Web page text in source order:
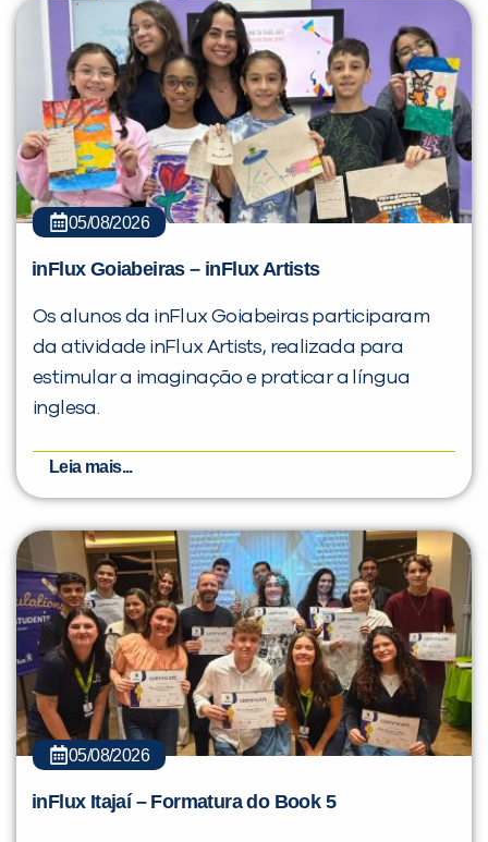
05/08/2026
inFlux Goiabeiras – inFlux Artists
Os alunos da inFlux Goiabeiras participaram
da atividade inFlux Artists, realizada para
estimular a imaginação e praticar a língua
inglesa.
Leia mais...
05/08/2026
inFlux Itajaí – Formatura do Book 5
Você é aluno inFlux?
Sim Não